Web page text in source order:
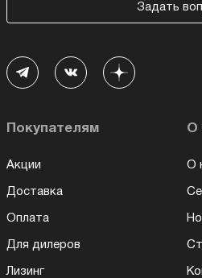
Задать
Покупателям
Акции
Доставка
Оплата
Для дилеров
Лизинг
О
О